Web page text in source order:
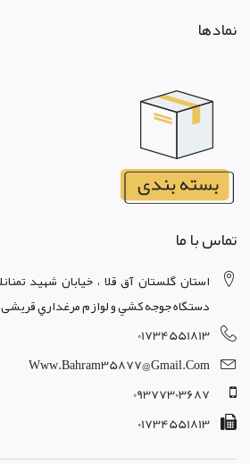
نمادها
تماس با ما
دستگاه جوجه کشي و لوازم مرغداري قریشی
01734551813
Www.bahram35877@gmail.com
09377303687
01734551813